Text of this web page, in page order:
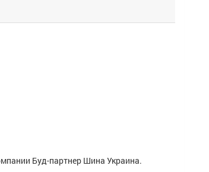
Буд-партнер Шина Украина.